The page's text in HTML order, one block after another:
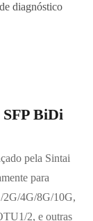
diagnóstico
BiDi
pela Sintai
para
2G/4G/8G/10G,
2, e outras